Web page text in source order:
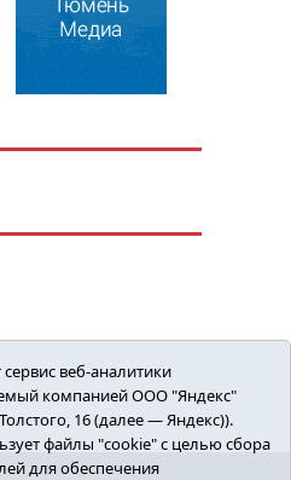
веб-аналитики
компанией ООО "Яндекс"
16 (далее — Яндекс)).
файлы "cookie" с целью сбора
для обеспечения